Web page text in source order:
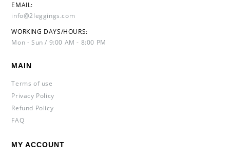
EMAIL:
info@2leggings.com
WORKING DAYS/HOURS:
Mon - Sun / 9:00 AM - 8:00 PM
MAIN
Terms of use
Privacy Policy
Refund Policy
FAQ
MY ACCOUNT